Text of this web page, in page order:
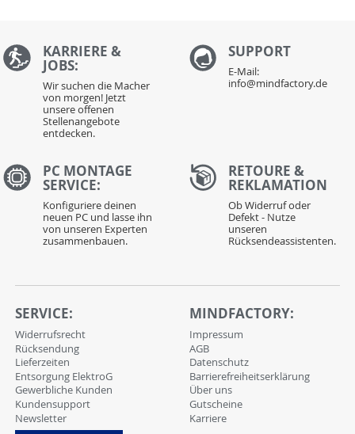
KARRIERE &
JOBS:
Wir suchen die Macher
von morgen! Jetzt
unsere offenen
Stellenangebote
entdecken.
SUPPORT
E-Mail:
info@mindfactory.de
PC MONTAGE
SERVICE:
Konfiguriere deinen
neuen PC und lasse ihn
von unseren Experten
zusammenbauen.
RETOURE &
REKLAMATION
Ob Widerruf oder
Defekt - Nutze
unseren
Rücksendeassistenten.
SERVICE:
Widerrufsrecht
Rücksendung
Lieferzeiten
Entsorgung ElektroG
Gewerbliche Kunden
Kundensupport
Newsletter
MINDFACTORY:
Impressum
AGB
Datenschutz
Barrierefreiheitserklärung
Über uns
Gutscheine
Karriere